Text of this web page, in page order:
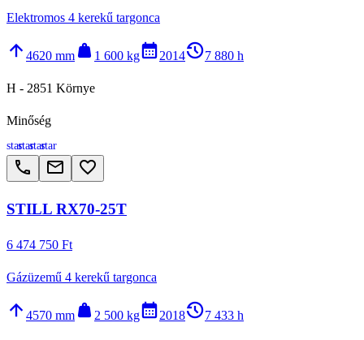
Elektromos 4 kerekű targonca
arrow_upward 4620 mm weight 1 600 kgcalendar_month2014history_27 880 h
H - 2851 Környe
Minőség
starstarstarstar
call email favorite_border
STILL RX70-25T
6 474 750 Ft
Gázüzemű 4 kerekű targonca
arrow_upward 4570 mm weight 2 500 kgcalendar_month2018history_27 433 h